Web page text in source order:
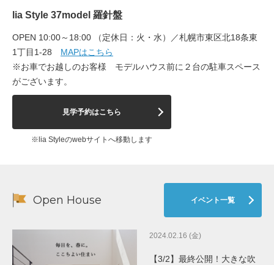
lia Style 37model 羅針盤
OPEN 10:00～18:00 （定休日：火・水）／札幌市東区北18条東
1丁目1-28 MAPはこちら
※お車でお越しのお客様 モデルハウス前に２台の駐車スペース
がございます。
見学予約はこちら
※lia Styleのwebサイトへ移動します
Open House イベント一覧
2024.02.16 (金)
【3/2】最終公開！大きな吹